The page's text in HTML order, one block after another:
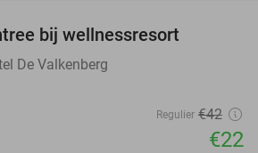
bij wellnessresort
De Valkenberg
Regulier €42
€22